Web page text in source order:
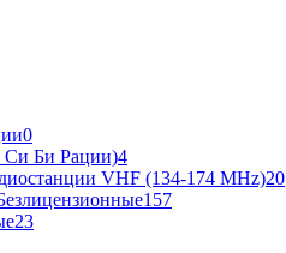
0
Си Би Рации)4
VHF (134-174 MHz)20
157
23